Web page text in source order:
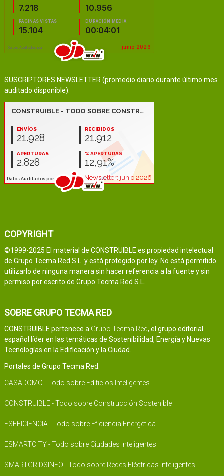
SUSCRIPTORES NEWSLETTER (promedio diario durante último mes
auditado disponible):
COPYRIGHT
©1999-2025 El material de CONSTRUIBLE es propiedad intelectual
de Grupo Tecma Red S.L. y está protegido por ley. No está permitido
utilizarlo de ninguna manera sin hacer referencia a la fuente y sin
permiso por escrito de Grupo Tecma Red S.L.
SOBRE GRUPO TECMA RED
CONSTRUIBLE pertenece a Grupo Tecma Red, el grupo editorial
español líder en las temáticas de Sostenibilidad, Energía y Nuevas
Tecnologías en la Edificación y la Ciudad.
Portales de Grupo Tecma Red:
CASADOMO - Todo sobre Edificios Inteligentes
CONSTRUIBLE - Todo sobre Construcción Sostenible
ESEFICIENCIA - Todo sobre Eficiencia Energética
ESMARTCITY - Todo sobre Ciudades Inteligentes
SMARTGRIDSINFO - Todo sobre Redes Eléctricas Inteligentes